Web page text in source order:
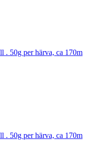
. 50g per härva, ca 170m
. 50g per härva, ca 170m